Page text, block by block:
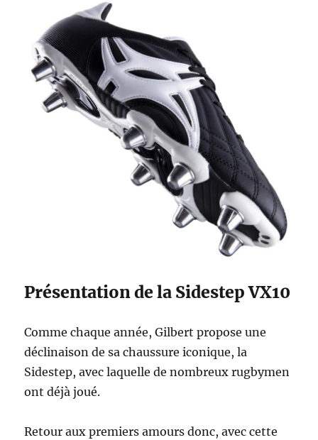
Présentation de la Sidestep VX10
Comme chaque année, Gilbert propose une
déclinaison de sa chaussure iconique, la
Sidestep, avec laquelle de nombreux rugbymen
ont déjà joué.
Retour aux premiers amours donc, avec cette